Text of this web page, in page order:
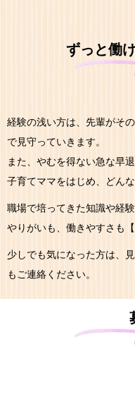
ずっと働
経験の浅い方は、先輩がそ
で見守っていきます。
また、やむを得ない急な早
子育てママをはじめ、どん
職場で培ってきた知識や経
やりがいも、働きやすさも
少しでも気になった方は、
もご連絡ください。